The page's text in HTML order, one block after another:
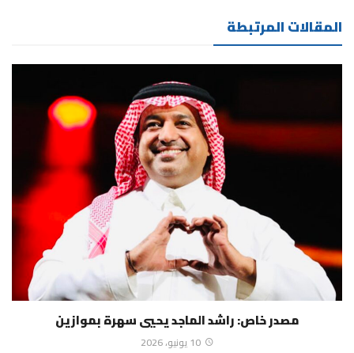
المقالات المرتبطة
مصدر خاص: راشد الماجد يحيي سهرة بموازين
10 يونيو، 2026